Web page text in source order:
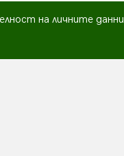
на личните данни